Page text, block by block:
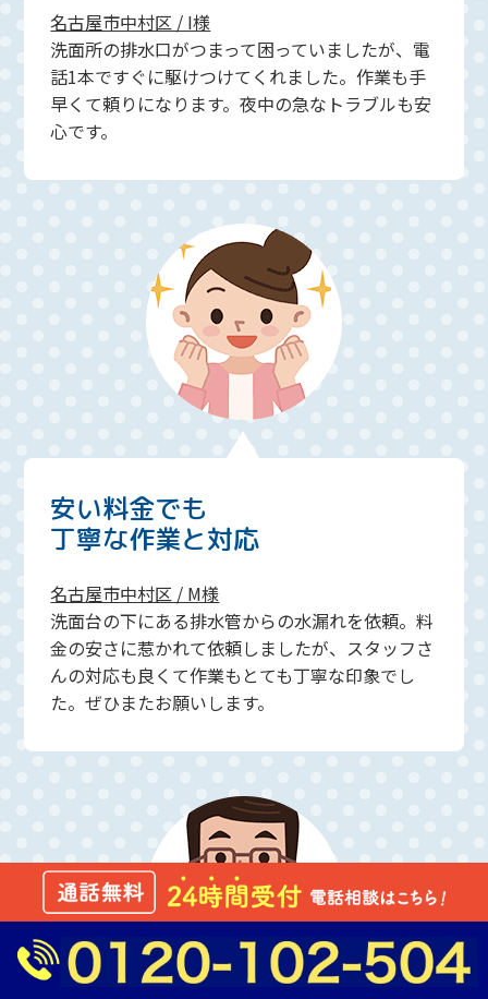
名古屋市中村区 / I様
洗面所の排水口がつまって困っていましたが、電
話1本ですぐに駆けつけてくれました。作業も手
早くて頼りになります。夜中の急なトラブルも安
心です。
安い料金でも
丁寧な作業と対応
名古屋市中村区 / M様
洗面台の下にある排水管からの水漏れを依頼。料
金の安さに惹かれて依頼しましたが、スタッフさ
んの対応も良くて作業もとても丁寧な印象でし
た。ぜひまたお願いします。